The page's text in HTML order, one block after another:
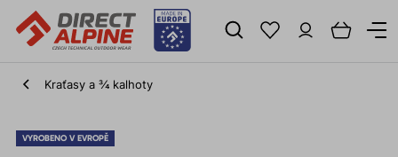
Kraťasy a ¾ kalhoty
VYROBENO V EVROPĚ